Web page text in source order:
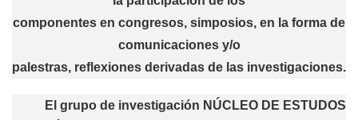
componentes en congresos, simposios, en la forma de
comunicaciones y/o
palestras, reflexiones derivadas de las investigaciones.
El grupo de investigación NÚCLEO DE ESTUDOS